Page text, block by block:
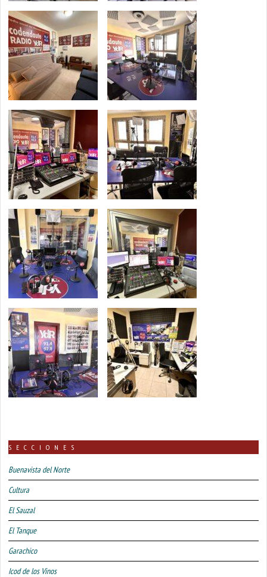
SECCIONES
Buenavista del Norte
Cultura
El Sauzal
El Tanque
Garachico
Icod de los Vinos